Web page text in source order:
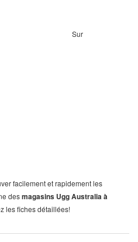
Sur
facilement et rapidement les
desmagasins Ugg Australia à
les fiches détaillées!